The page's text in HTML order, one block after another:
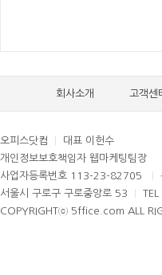
회사소개 고객센
오피스닷컴
대표 이헌수
개인정보보호책임자 웹마케팅팀장
사업자등록번호 113-23-82705
서울시 구로구 구로중앙로 53
COPYRIGHTⓒ 5ffice.com ALL